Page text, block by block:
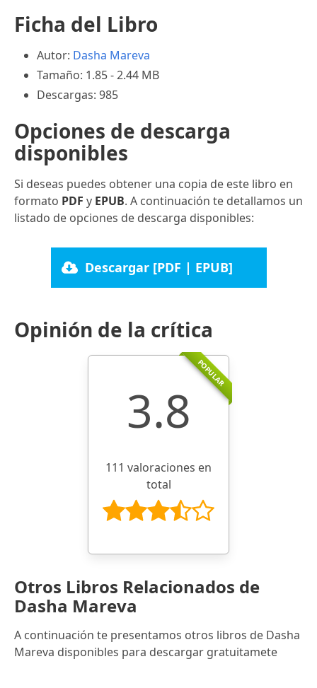
Ficha del Libro
Autor: Dasha Mareva
Tamaño: 1.85 - 2.44 MB
Descargas: 985
Opciones de descarga
disponibles
Si deseas puedes obtener una copia de este libro en
formato PDF y EPUB. A continuación te detallamos un
listado de opciones de descarga disponibles:
Descargar [PDF | EPUB]
Opinión de la crítica
POPULAR
3.8
111 valoraciones en
total
Otros Libros Relacionados de
Dasha Mareva
A continuación te presentamos otros libros de Dasha
Mareva disponibles para descargar gratuitamete